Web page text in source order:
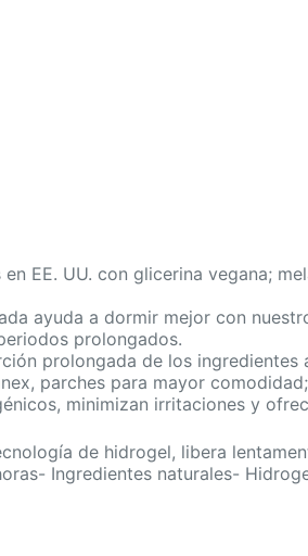
EE. UU. con glicerina vegana;
ayuda a dormir mejor con
prolongados.
prolongada de los ingredientes
parches para mayor
minimizan irritaciones y
de hidrogel, libera
Ingredientes naturales-